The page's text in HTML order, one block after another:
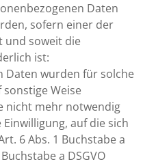
Daten
sofern einer der
und soweit die
ist:
Daten wurden für solche
Weise
nicht mehr notwendig
auf die sich
6 Abs. 1 Buchstabe a
a DSGVO